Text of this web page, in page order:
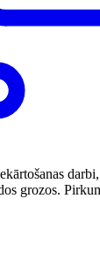
grozos.